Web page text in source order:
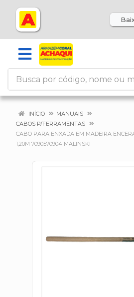
INÍCIO
MANUAIS
CABOS P/FERRAMENTAS
CABO PARA ENXADA EM MADEIRA
1,20M 7090570904 MALINSKI